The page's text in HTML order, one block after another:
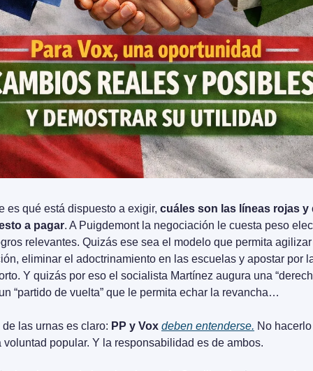
es qué está dispuesto a exigir, cuáles son las líneas rojas y
a pagar. A Puigdemont la negociación le cuesta peso
relevantes. Quizás ese sea el modelo que permita
eliminar el adoctrinamiento en las escuelas y apostar por
“partido de vuelta” que le permita echar la revancha…
las urnas es claro: PP y Vox deben entenderse. No
voluntad popular. Y la responsabilidad es de ambos.